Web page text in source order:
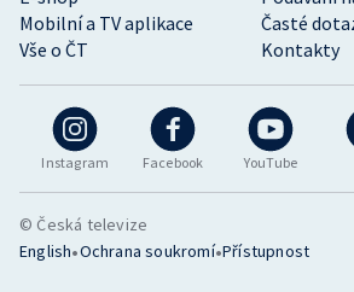
Instagram Facebook YouTube
Mobilní a TV aplikace
Časté
Vše o ČT
Kontakty
© Česká televize
English•Ochrana soukromí•Přístupnost